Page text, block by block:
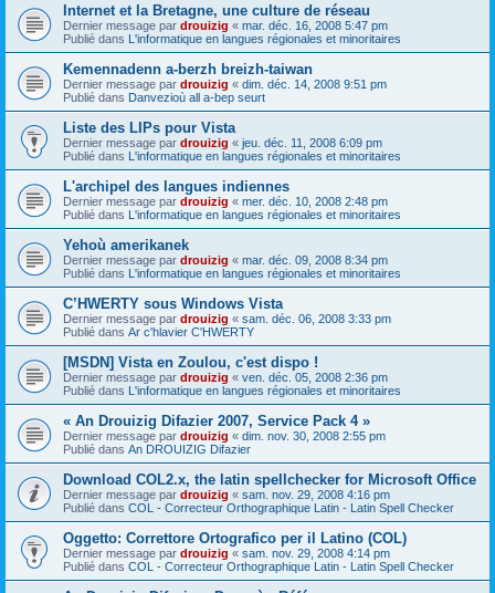
Internet et la Bretagne, une culture de réseau
Dernier message par drouizig « mar. déc. 16, 2008 5:47 pm
Publié dans L'informatique en langues régionales et minoritaires
Kemennadenn a-berzh breizh-taiwan
Dernier message par drouizig « dim. déc. 14, 2008 9:51 pm
Publié dans Danvezioù all a-bep seurt
Liste des LIPs pour Vista
Dernier message par drouizig « jeu. déc. 11, 2008 6:09 pm
Publié dans L'informatique en langues régionales et minoritaires
L'archipel des langues indiennes
Dernier message par drouizig « mer. déc. 10, 2008 2:48 pm
Publié dans L'informatique en langues régionales et minoritaires
Yehoù amerikanek
Dernier message par drouizig « mar. déc. 09, 2008 8:34 pm
Publié dans L'informatique en langues régionales et minoritaires
C’HWERTY sous Windows Vista
Dernier message par drouizig « sam. déc. 06, 2008 3:33 pm
Publié dans Ar c'hlavier C'HWERTY
[MSDN] Vista en Zoulou, c'est dispo !
Dernier message par drouizig « ven. déc. 05, 2008 2:36 pm
Publié dans L'informatique en langues régionales et minoritaires
« An Drouizig Difazier 2007, Service Pack 4 »
Dernier message par drouizig « dim. nov. 30, 2008 2:55 pm
Publié dans An DROUIZIG Difazier
Download COL2.x, the latin spellchecker for Microsoft Office
Dernier message par drouizig « sam. nov. 29, 2008 4:16 pm
Publié dans COL - Correcteur Orthographique Latin - Latin Spell Checker
Oggetto: Correttore Ortografico per il Latino (COL)
Dernier message par drouizig « sam. nov. 29, 2008 4:14 pm
Publié dans COL - Correcteur Orthographique Latin - Latin Spell Checker